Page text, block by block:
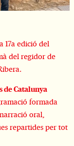
17a edició del
del regidor de
de Catalunya
formada
oral,
repartides per tot